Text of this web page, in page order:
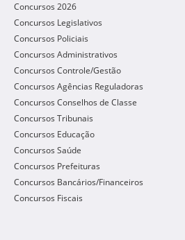
Concursos 2026
Concursos Legislativos
Concursos Policiais
Concursos Administrativos
Concursos Controle/Gestão
Concursos Agências Reguladoras
Concursos Conselhos de Classe
Concursos Tribunais
Concursos Educação
Concursos Saúde
Concursos Prefeituras
Concursos Bancários/Financeiros
Concursos Fiscais